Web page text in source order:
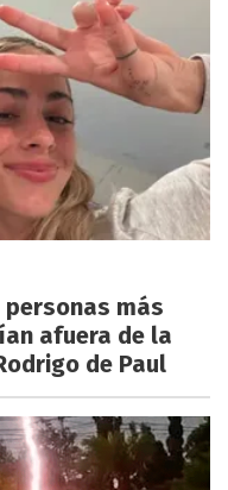
más
afuera de la
de Paul